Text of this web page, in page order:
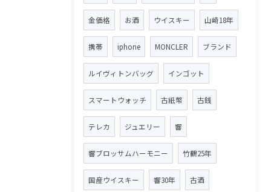
金価格 お酒 ウイスキー 山崎18年
携帯 iphone MONCLER ブランド
ルイヴィトンバッグ インゴット
スマートウォッチ 古紙幣 古銭
テレカ ジュエリー 響
響ブロッサムハーモニー 竹鶴25年
国産ウイスキー 響30年 古酒